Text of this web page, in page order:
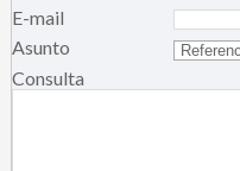
E-mail
Asunto
Consulta